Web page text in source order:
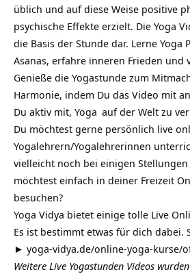
üblich und auf diese Weise positive
psychische Effekte erzielt. Die Yoga
die Basis der Stunde dar. Lerne Yoga
Asanas, erfahre inneren Frieden und
Genieße die Yogastunde zum
Harmonie, indem Du das Video mit
Du aktiv mit, Yoga auf der Welt zu
Du möchtest gerne persönlich live
Yogalehrern/Yogalehrerinnen
vielleicht noch bei einigen
möchtest einfach in deiner Freizeit
besuchen?
Yoga Vidya bietet einige tolle Live
Es ist bestimmt etwas für dich dabei.
► yoga-vidya.de/online-yoga-kurse/
Weitere Live Yogastunden Videos